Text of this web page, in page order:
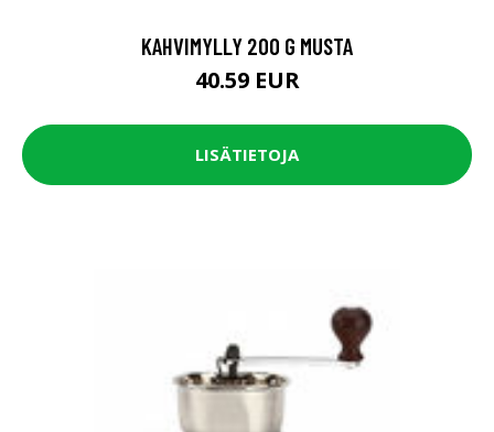
KAHVIMYLLY 200 G MUSTA
40.59 EUR
LISÄTIETOJA